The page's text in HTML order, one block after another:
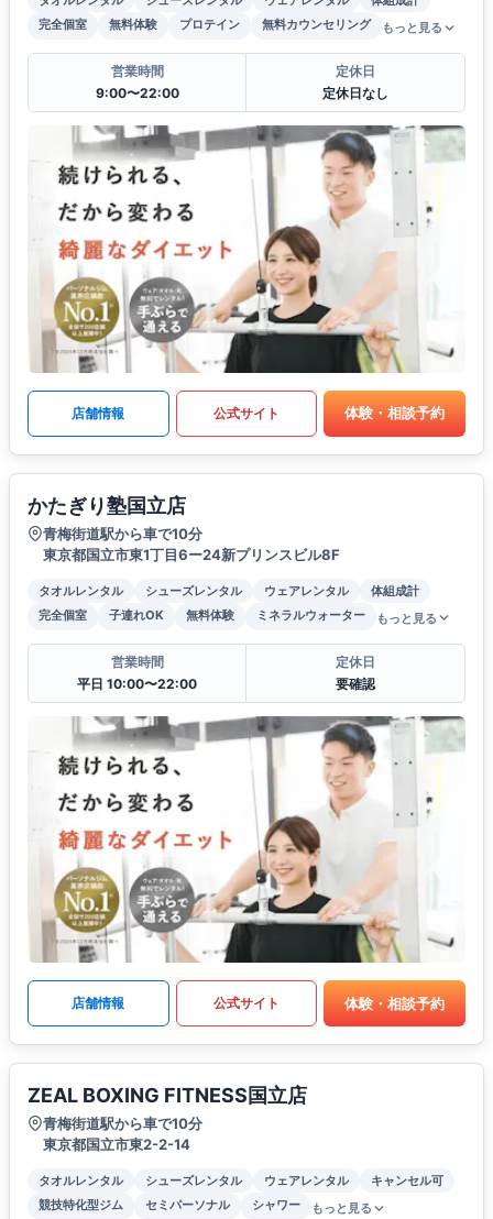
完全個室
無料体験 プロテイン 無料カウンセリング もっと見る
営業時間
9:00〜22:00
定休日
定休日なし
店舗情報 公式サイト 体験・相談予約
かたぎり塾国立店
青梅街道駅から車で10分
東京都国立市東1丁目6ー24新プリンスビル8F
タオルレンタル シューズレンタル ウェアレンタル
体組成計
完全個室
子連れOK 無料体験 ミネラルウォーター もっと見る
営業時間
平日 10:00〜22:00
定休日
要確認
店舗情報 公式サイト 体験・相談予約
ZEAL BOXING FITNESS国立店
青梅街道駅から車で10分
東京都国立市東2-2-14
タオルレンタル シューズレンタル ウェアレンタル
キャンセル可
競技特化型ジム
セミパーソナル シャワー もっと見る